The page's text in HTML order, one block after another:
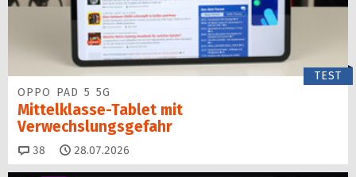
TEST
OPPO PAD 5 5G
Mittelklasse-Tablet mit
Verwechslungsgefahr
38 Kommentare
28.07.2026